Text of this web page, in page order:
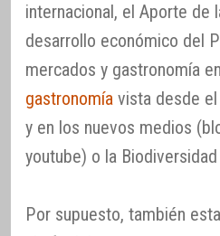
internacional, el Aporte de
desarrollo económico del
mercados y gastronomía
gastronomía vista desde
y en los nuevos medios
youtube) o la
Por supuesto, también